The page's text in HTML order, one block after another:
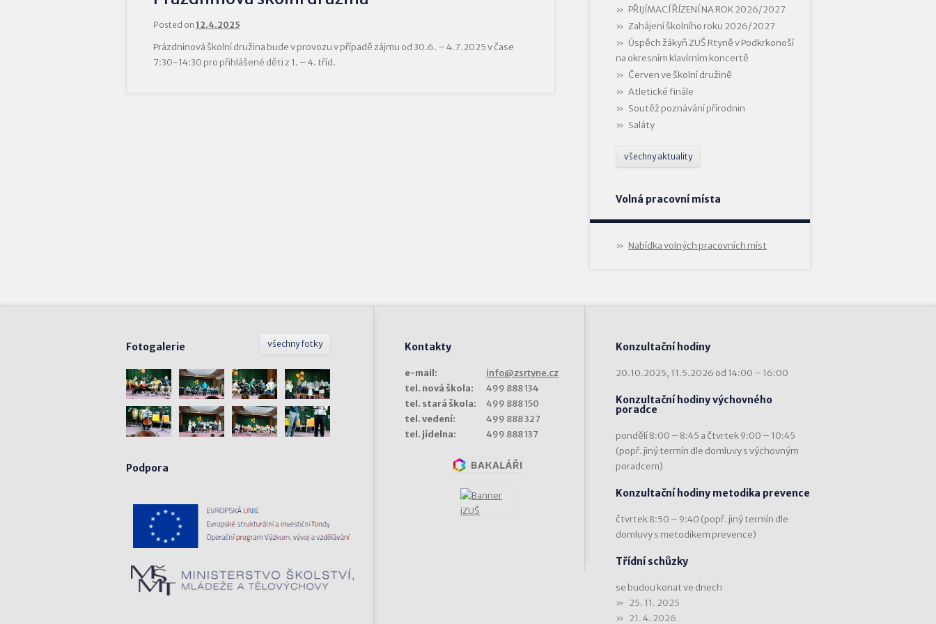
Posted on 12.4.2025
Prázdninová školní družina bude v provozu v případě zájmu od 30.6. – 4.7.2025 v čase
7:30-14:30 pro přihlášené děti z 1. – 4. tříd.
PŘIJÍMACÍ ŘÍZENÍ NA ROK 2026/2027
Zahájení školního roku 2026/2027
Úspěch žákyň ZUŠ Rtyně v Podkrkonoší
na okresním klavírním koncertě
Červen ve školní družině
Atletické finále
Soutěž poznávání přírodnin
Saláty
všechny aktuality
Volná pracovní místa
Nabídka volných pracovních míst
všechny fotky
Fotogalerie
Podpora
Kontakty
e-mail:
info@zsrtyne.cz
tel. nová škola:
499 888 134
tel. stará škola:
499 888 150
tel. vedení:
499 888 327
tel. jídelna:
499 888 137
Konzultační hodiny
20.10.2025, 11.5.2026 od 14:00 – 16:00
Konzultační hodiny výchovného
poradce
pondělí 8:00 – 8:45 a čtvrtek 9:00 – 10:45
(popř. jiný termín dle domluvy s výchovným
poradcem)
Konzultační hodiny metodika prevence
čtvrtek 8:50 – 9:40 (popř. jiný termín dle
domluvy s metodikem prevence)
Třídní schůzky
se budou konat ve dnech
25. 11. 2025
21. 4. 2026